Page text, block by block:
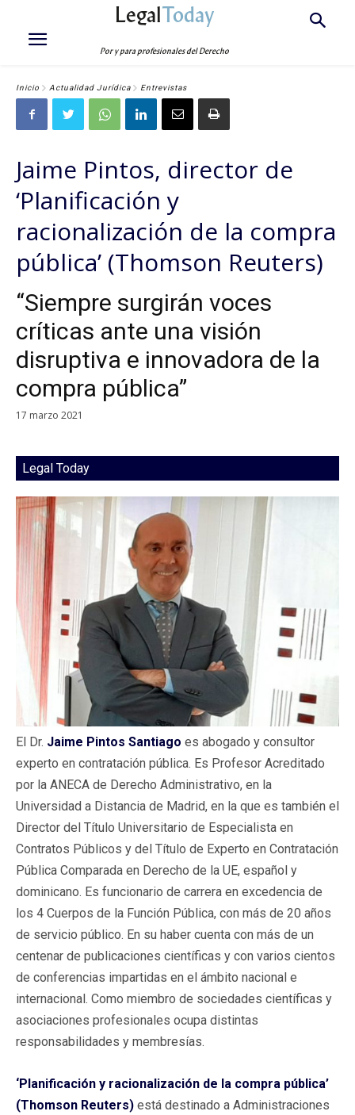
LegalToday
Por y para profesionales del Derecho
Inicio Actualidad Jurídica Entrevistas
Jaime Pintos, director de
‘Planificación y
racionalización de la compra
pública’ (Thomson Reuters)
“Siempre surgirán voces
críticas ante una visión
disruptiva e innovadora de la
compra pública”
17 marzo 2021
Legal Today
El Dr. Jaime Pintos Santiago es abogado y consultor
experto en contratación pública. Es Profesor Acreditado
por la ANECA de Derecho Administrativo, en la
Universidad a Distancia de Madrid, en la que es también el
Director del Título Universitario de Especialista en
Contratos Públicos y del Título de Experto en Contratación
Pública Comparada en Derecho de la UE, español y
dominicano. Es funcionario de carrera en excedencia de
los 4 Cuerpos de la Función Pública, con más de 20 años
de servicio público. En su haber cuenta con más de un
centenar de publicaciones científicas y con varios cientos
de conferencias impartidas en el ámbito nacional e
internacional. Como miembro de sociedades científicas y
asociaciones profesionales ocupa distintas
responsabilidades y membresías.
‘Planificación y racionalización de la compra pública’
(Thomson Reuters) está destinado a Administraciones